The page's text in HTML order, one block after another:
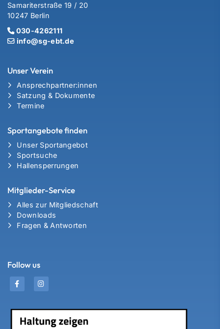
Samariterstraße 19 / 20
10247 Berlin
030-4262111
info@sg-ebt.de
Unser Verein
Ansprechpartner:innen
Satzung & Dokumente
Termine
Sportangebote finden
Unser Sportangebot
Sportsuche
Hallensperrungen
Mitglieder-Service
Alles zur Mitgliedschaft
Downloads
Fragen & Antworten
Follow us